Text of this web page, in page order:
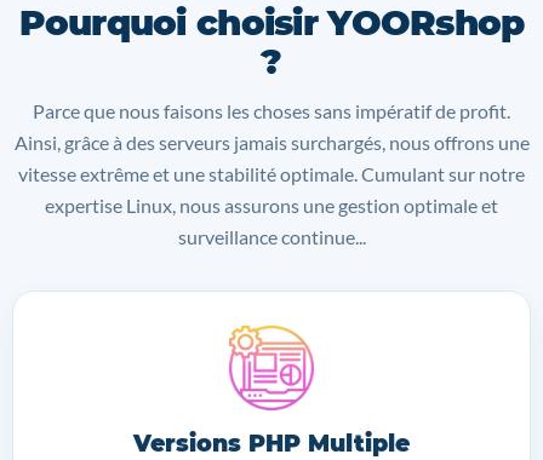
Pourquoi choisir YOORshop
?
Parce que nous faisons les choses sans impératif de profit.
Ainsi, grâce à des serveurs jamais surchargés, nous offrons une
vitesse extrême et une stabilité optimale. Cumulant sur notre
expertise Linux, nous assurons une gestion optimale et
surveillance continue...
Versions PHP Multiple